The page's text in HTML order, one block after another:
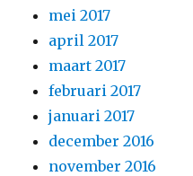
mei 2017
april 2017
maart 2017
februari 2017
januari 2017
december 2016
november 2016